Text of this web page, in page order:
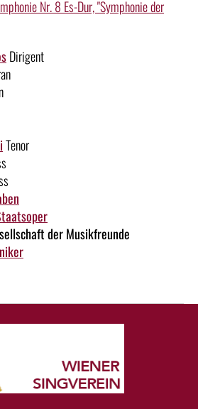
Nr. 8 Es-Dur, "Symphonie der
Dirigent
Tenor
der Musikfreunde